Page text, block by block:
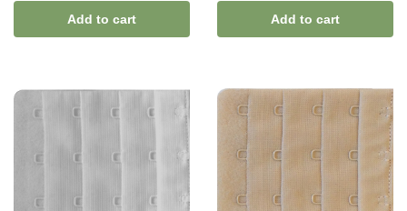
Add to cart Add to cart